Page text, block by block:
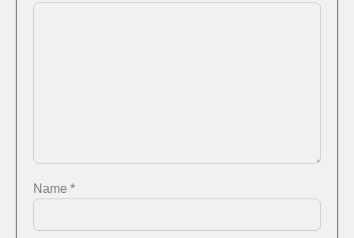
Name *